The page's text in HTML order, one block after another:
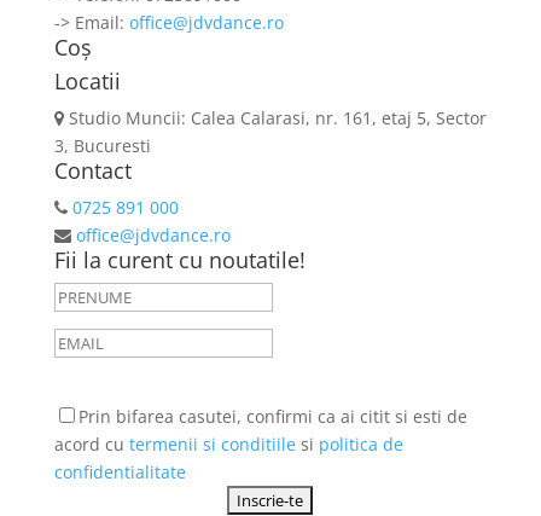
-> Email: office@jdvdance.ro
Coș
Locatii
Studio Muncii: Calea Calarasi, nr. 161, etaj 5, Sector
3, Bucuresti
Contact
0725 891 000
office@jdvdance.ro
Fii la curent cu noutatile!
Prin bifarea casutei, confirmi ca ai citit si esti de
acord cu termenii si conditiilesi politica de
confidentialitate